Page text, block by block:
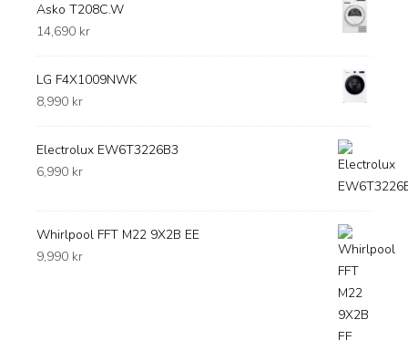
Asko T208C.W
14,690 kr
LG F4X1009NWK
8,990 kr
Electrolux EW6T3226B3
6,990 kr
Whirlpool FFT M22 9X2B EE
9,990 kr